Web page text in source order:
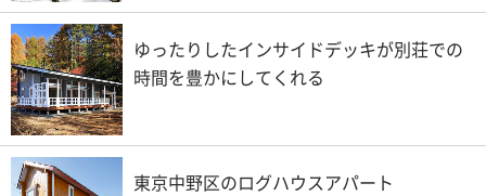
ゆったりしたインサイドデッキが別荘での
時間を豊かにしてくれる
東京中野区のログハウスアパート